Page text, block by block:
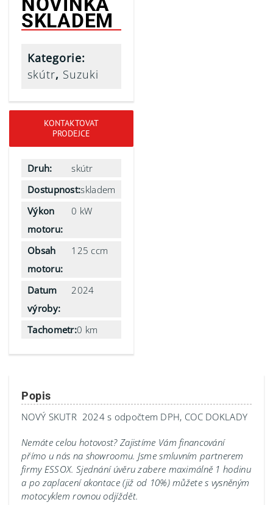
SKLADEM
Kategorie:
skútr, Suzuki
KONTAKTOVAT
PRODEJCE
Druh:
skútr
Dostupnost:skladem
Výkon
motoru:
0 kW
Obsah
motoru:
125 ccm
Datum
výroby:
2024
Tachometr:0 km
Popis
NOVÝ SKUTR 2024 s odpočtem DPH, COC DOKLADY
Nemáte celou hotovost? Zajistíme Vám financování
přímo u nás na showroomu. Jsme smluvním partnerem
firmy ESSOX. Sjednání úvěru zabere maximálně 1 hodinu
a po zaplacení akontace (již od 10%) můžete s vysněným
motocyklem rovnou odjíždět.